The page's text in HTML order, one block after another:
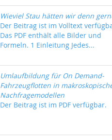
Wieviel Stau hätten wir denn
Der Beitrag ist im Volltext
Das PDF enthält alle Bilder und
Formeln. 1 Einleitung Jedes...
Umlaufbildung für On Demand-
Fahrzeugflotten in
Nachfragemodellen
Der Beitrag ist im PDF verfügbar.